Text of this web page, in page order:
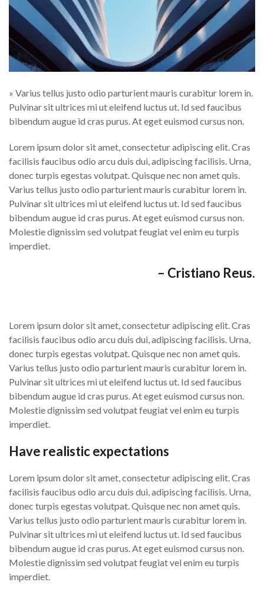
» Varius tellus justo odio parturient mauris curabitur lorem in.
Pulvinar sit ultrices mi ut eleifend luctus ut. Id sed faucibus
bibendum augue id cras purus. At eget euismod cursus non.
Lorem ipsum dolor sit amet, consectetur adipiscing elit. Cras
facilisis faucibus odio arcu duis dui, adipiscing facilisis. Urna,
donec turpis egestas volutpat. Quisque nec non amet quis.
Varius tellus justo odio parturient mauris curabitur lorem in.
Pulvinar sit ultrices mi ut eleifend luctus ut. Id sed faucibus
bibendum augue id cras purus. At eget euismod cursus non.
Molestie dignissim sed volutpat feugiat vel enim eu turpis
imperdiet.
– Cristiano Reus.
Lorem ipsum dolor sit amet, consectetur adipiscing elit. Cras
facilisis faucibus odio arcu duis dui, adipiscing facilisis. Urna,
donec turpis egestas volutpat. Quisque nec non amet quis.
Varius tellus justo odio parturient mauris curabitur lorem in.
Pulvinar sit ultrices mi ut eleifend luctus ut. Id sed faucibus
bibendum augue id cras purus. At eget euismod cursus non.
Molestie dignissim sed volutpat feugiat vel enim eu turpis
imperdiet.
Have realistic expectations
Lorem ipsum dolor sit amet, consectetur adipiscing elit. Cras
facilisis faucibus odio arcu duis dui, adipiscing facilisis. Urna,
donec turpis egestas volutpat. Quisque nec non amet quis.
Varius tellus justo odio parturient mauris curabitur lorem in.
Pulvinar sit ultrices mi ut eleifend luctus ut. Id sed faucibus
bibendum augue id cras purus. At eget euismod cursus non.
Molestie dignissim sed volutpat feugiat vel enim eu turpis
imperdiet.